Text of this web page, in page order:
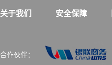
关于我们 安全保障
合作伙伴：